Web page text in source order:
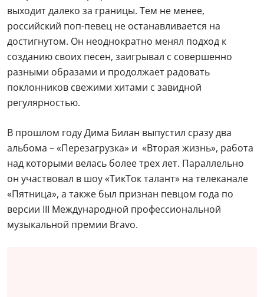
выходит далеко за границы. Тем не менее,
российский поп-певец не останавливается на
достигнутом. Он неоднократно менял подход к
созданию своих песен, заигрывал с совершенно
разными образами и продолжает радовать
поклонников свежими хитами с завидной
регулярностью.
В прошлом году Дима Билан выпустил сразу два
альбома – «Перезагрузка» и «Вторая жизнь», работа
над которыми велась более трех лет. Параллельно
он участвовал в шоу «ТикТок талант» на телеканале
«Пятница», а также был признан певцом года по
версии III Международной профессиональной
музыкальной премии Bravo.